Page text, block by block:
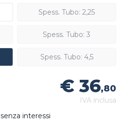
Spess. Tubo: 2,25
Spess. Tubo: 3
Spess. Tubo: 4,5
€ 36,80
IVA inclusa
senza interessi